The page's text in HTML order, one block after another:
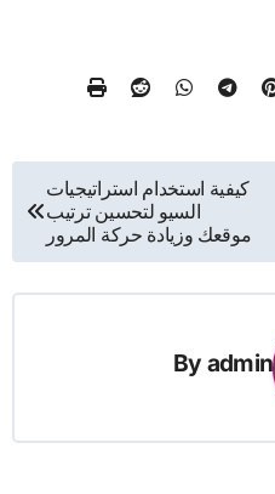
كيفية استخدام استراتيجيات
السيو لتحسين ترتيب
موقعك وزيادة حركة المرور
By admin